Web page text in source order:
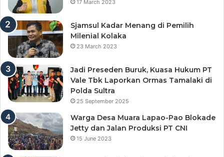
17 March 2023
Sjamsul Kadar Menang di Pemilih
Milenial Kolaka
23 March 2023
Jadi Preseden Buruk, Kuasa Hukum PT
Vale Tbk Laporkan Ormas Tamalaki di
Polda Sultra
25 September 2025
Warga Desa Muara Lapao-Pao Blokade
Jetty dan Jalan Produksi PT CNI
15 June 2023